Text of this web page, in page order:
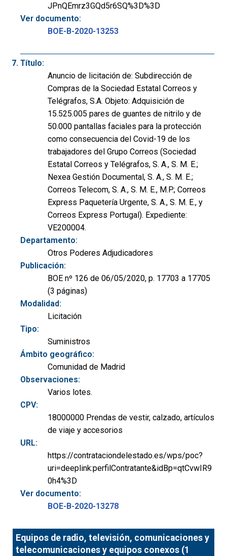
JPnQEmrz3GQd5r6SQ%3D%3D
Ver documento:
BOE-B-2020-13253
Título:
Anuncio de licitación de: Subdirección de
Compras de la Sociedad Estatal Correos y
Telégrafos, S.A. Objeto: Adquisición de
15.525.005 pares de guantes de nitrilo y de
50.000 pantallas faciales para la protección
como consecuencia del Covid-19 de los
trabajadores del Grupo Correos (Sociedad
Estatal Correos y Telégrafos, S. A., S. M. E.;
Nexea Gestión Documental, S. A., S. M. E.;
Correos Telecom, S. A., S. M. E., M.P.; Correos
Express Paquetería Urgente, S. A., S. M. E., y
Correos Express Portugal). Expediente:
VE200004.
Departamento:
Otros Poderes Adjudicadores
Publicación:
BOE nº 126 de 06/05/2020, p. 17703 a 17705
(3 páginas)
Modalidad:
Licitación
Tipo:
Suministros
Ámbito geográfico:
Comunidad de Madrid
Observaciones:
Varios lotes.
CPV:
18000000 Prendas de vestir, calzado, artículos
de viaje y accesorios
URL:
https://contrataciondelestado.es/wps/poc?
uri=deeplink:perfilContratante&idBp=qtCvwIR9
0h4%3D
Ver documento:
BOE-B-2020-13278
Equipos de radio, televisión, comunicaciones y
telecomunicaciones y equipos conexos (1